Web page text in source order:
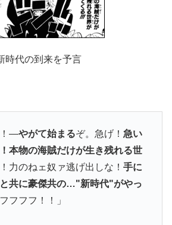
時代の到来を予言
！―やがて始まるぞ。急げ！ 急い
本物の海賊だけが生き残れる世
力のねェ奴ァ逃げ出しな！ 手に
共に豪傑共の…"新時代"がやっ
フフフ！！」